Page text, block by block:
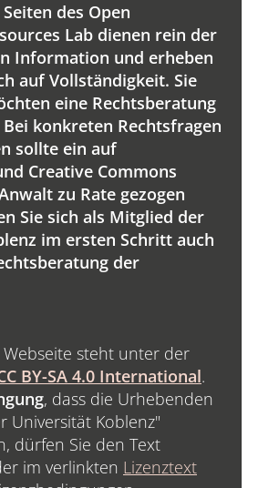
des Open
Lab dienen rein der
Information und erheben
auf Vollständigkeit. Sie
eine Rechtsberatung
konkreten Rechtsfragen
sollte ein auf
Creative Commons
zu Rate gezogen
Sie sich als Mitglied der
im ersten Schritt auch
der
Webseite steht unter der
BY-SA 4.0 International.
, dass die Urhebenden
Universität Koblenz"
dürfen Sie den Text
im verlinkten Lizenztext